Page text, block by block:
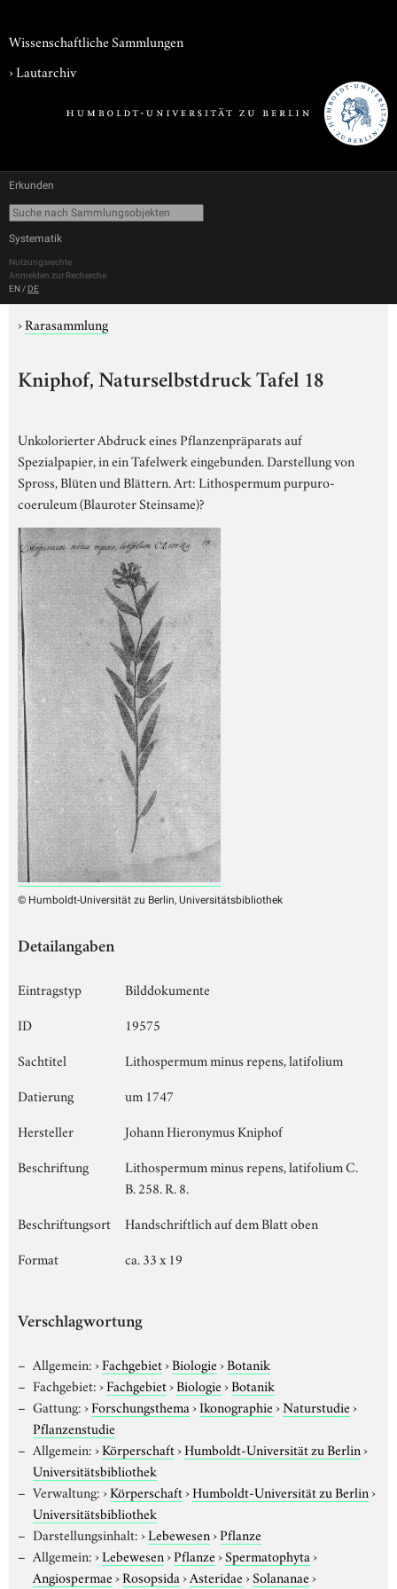
Wissenschaftliche Sammlungen
›Lautarchiv
Erkunden
Systematik
Nutzungsrechte
Anmelden zur Recherche
EN / DE
›Rarasammlung
Kniphof, Naturselbstdruck Tafel 18
Unkolorierter Abdruck eines Pflanzenpräparats auf
Spezialpapier, in ein Tafelwerk eingebunden. Darstellung von
Spross, Blüten und Blättern. Art: Lithospermum purpuro-
coeruleum (Blauroter Steinsame)?
© Humboldt-Universität zu Berlin, Universitätsbibliothek
Detailangaben
Eintragstyp
Bilddokumente
ID
19575
Sachtitel
Lithospermum minus repens, latifolium
Datierung
um 1747
Hersteller
Johann Hieronymus Kniphof
Beschriftung
Lithospermum minus repens, latifolium C.
B. 258. R. 8.
Beschriftungsort
Handschriftlich auf dem Blatt oben
Format
ca. 33 x 19
Verschlagwortung
Allgemein:›Fachgebiet›Biologie›Botanik
Fachgebiet:›Fachgebiet›Biologie›Botanik
Gattung:›Forschungsthema›Ikonographie›Naturstudie›
Pflanzenstudie
Allgemein:›Körperschaft›Humboldt-Universität zu Berlin›
Universitätsbibliothek
Verwaltung:›Körperschaft›Humboldt-Universität zu Berlin›
Universitätsbibliothek
Darstellungsinhalt:›Lebewesen›Pflanze
Allgemein:›Lebewesen›Pflanze›Spermatophyta›
Angiospermae›Rosopsida›Asteridae›Solananae›